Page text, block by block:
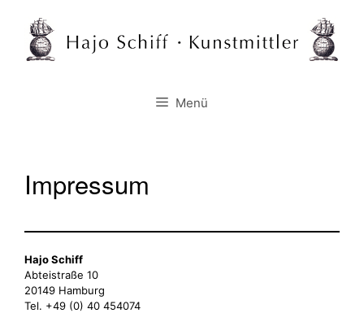
Inhalt
springen
Menü
Impressum
Hajo Schiff
Abteistraße 10
20149 Hamburg
Tel. +49 (0) 40 454074